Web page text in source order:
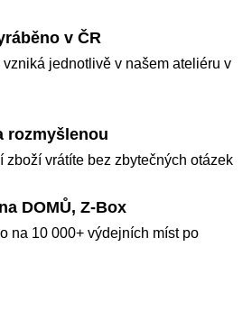
v ČR
vzniká jednotlivě v našem ateliéru v
rozmyšlenou
zboží vrátíte bez zbytečných otázek
DOMŮ, Z-Box
na 10 000+ výdejních míst po